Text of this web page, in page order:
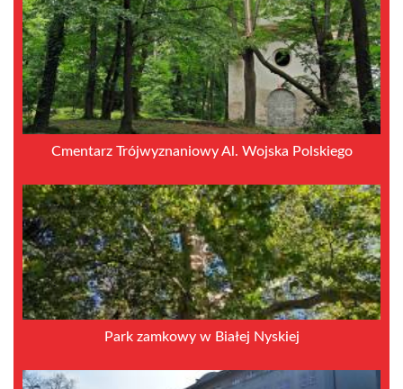
Cmentarz Trójwyznaniowy Al. Wojska Polskiego
Park zamkowy w Białej Nyskiej